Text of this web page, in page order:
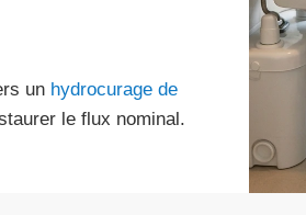
un hydrocurage de
le flux nominal.